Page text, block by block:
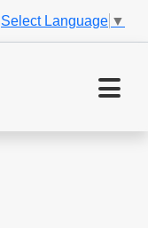
Select Language ▼